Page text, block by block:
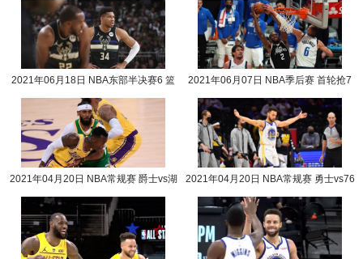
2021年06月18日 NBA东部半决赛6 篮
2021年06月07日 NBA季后赛 首轮抢7
2021年04月20日 NBA常规赛 爵士vs湖
2021年04月20日 NBA常规赛 勇士vs76